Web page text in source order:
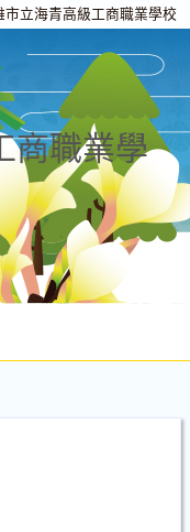
市立海青高級工商職業學校
商職業學